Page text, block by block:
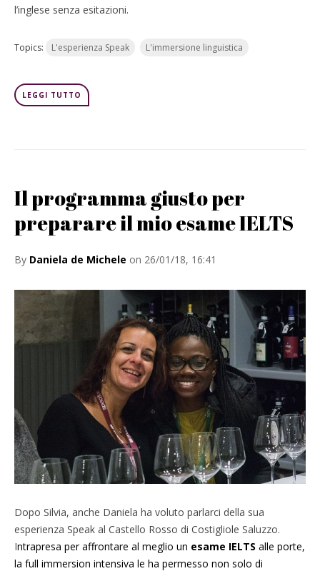
l’inglese senza esitazioni.
Topics: L'esperienza Speak L'immersione linguistica
LEGGI TUTTO
Il programma giusto per
preparare il mio esame IELTS
By Daniela de Michele on 26/01/18, 16:41
Dopo Silvia, anche Daniela ha voluto parlarci della sua
esperienza Speak al Castello Rosso di Costigliole Saluzzo.
Intrapresa per affrontare al meglio un esame IELTS alle porte,
la full immersion intensiva le ha permesso non solo di